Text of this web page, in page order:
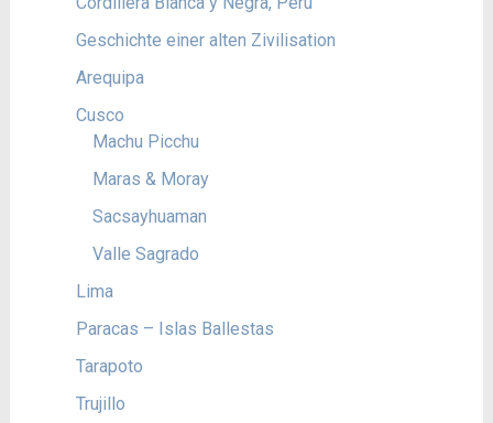
Geschichte einer alten Zivilisation
Arequipa
Cusco
Machu Picchu
Maras & Moray
Sacsayhuaman
Valle Sagrado
Lima
Paracas – Islas Ballestas
Tarapoto
Trujillo